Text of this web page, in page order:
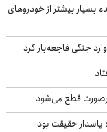
بیشتر از خودروهای
جنگی فاجعه‌بار کرد
قطع می‌شود
پاسدار حقیقت بود